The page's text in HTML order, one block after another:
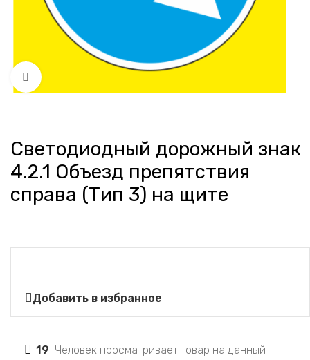
Нажмите, чтобы увеличить
Светодиодный дорожный знак
4.2.1 Объезд препятствия
справа (Тип 3) на щите
Добавить в избранное
19 Человек просматривает товар на данный